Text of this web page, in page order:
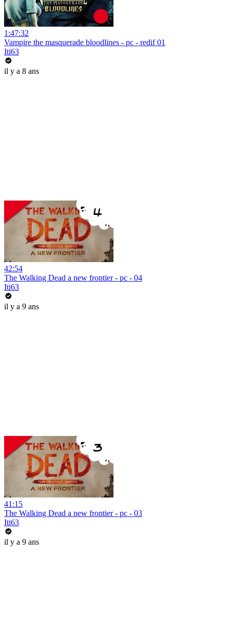
1:47:32
Vampire the masquerade bloodlines - pc - redif 01
Iti63
il y a 8 ans
42:54
The Walking Dead a new frontier - pc - 04
Iti63
il y a 9 ans
41:15
The Walking Dead a new frontier - pc - 03
Iti63
il y a 9 ans